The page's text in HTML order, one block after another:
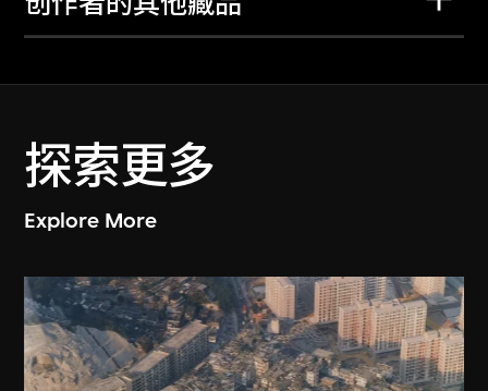
探索更多
Explore More